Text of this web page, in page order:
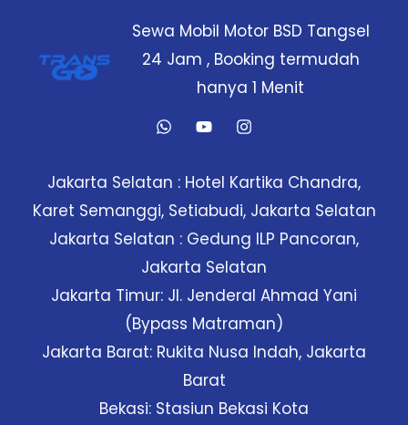
Cepat
Sewa Mobil Motor BSD Tangsel
24 Jam , Booking termudah
hanya 1 Menit
Jakarta Selatan : Hotel Kartika Chandra,
Karet Semanggi, Setiabudi, Jakarta Selatan
Jakarta Selatan : Gedung ILP Pancoran,
Jakarta Selatan
Jakarta Timur: Jl. Jenderal Ahmad Yani
(Bypass Matraman)
Jakarta Barat: Rukita Nusa Indah, Jakarta
Barat
Bekasi: Stasiun Bekasi Kota